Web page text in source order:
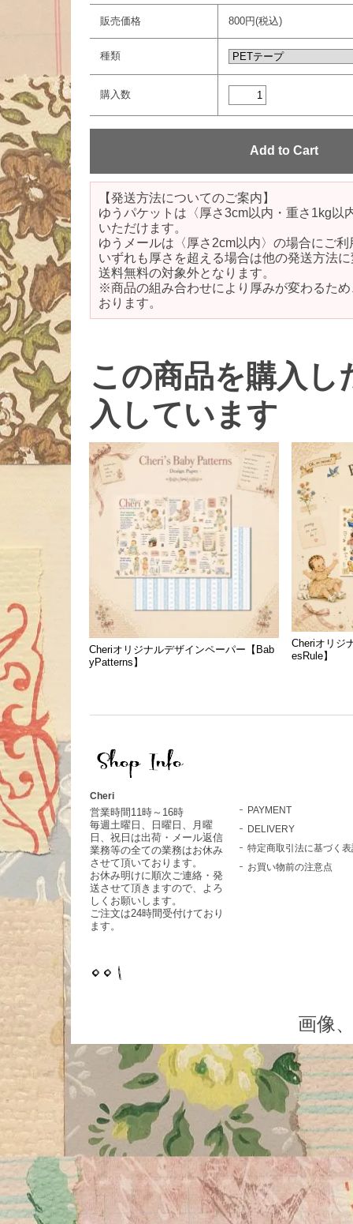
販売価格 800円(税込)
種類
購入数
【発送方法についてのご案内】
ゆうパケットは〈厚さ3cm以内・重さ1kg以
いただけます。
ゆうメールは〈厚さ2cm以内〉の場合にご
いずれも厚さを超える場合は他の発送方法
送料無料の対象外となります。
※商品の組み合わせにより厚みが変わるた
おります。
この商品を購入し
入しています
Cheriオリジナルデザインペーパー【Bab
yPatterns】
Cheriオリジ
esRule】
Cheri
営業時間11時～16時
毎週土曜日、日曜日、月曜
日、祝日は出荷・メール返信
業務等の全ての業務はお休み
させて頂いております。
お休み明けに順次ご連絡・発
送させて頂きますので、よろ
しくお願いします。
ご注文は24時間受付けており
ます。
PAYMENT
DELIVERY
特定商取引法に基づく
お買い物前の注意点
画像